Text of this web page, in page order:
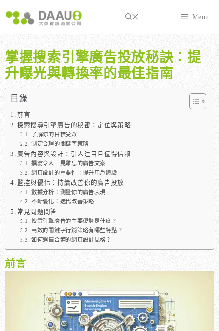
至
內
容
Menu
掌握搜索引擎廣告投放秘訣：提
升曝光與轉換率的最佳指南
目錄
前言
探索搜尋引擎廣告的秘密：定位與策略
了解你的目標受眾
制定合理的關鍵字策略
廣告內容與設計：引人注目且值得信賴
撰寫令人一見難忘的廣告文案
網頁設計的重要性：提升用戶體驗
監控與優化：持續改善你的廣告投放
數據分析：測量你的廣告表現
不斷優化：迭代改善策略
常見問題問答
搜尋引擎廣告的主要優勢是什麼？
高效的關鍵字行銷策略有哪些特點？
如何選擇合適的網頁設計風格？
前言